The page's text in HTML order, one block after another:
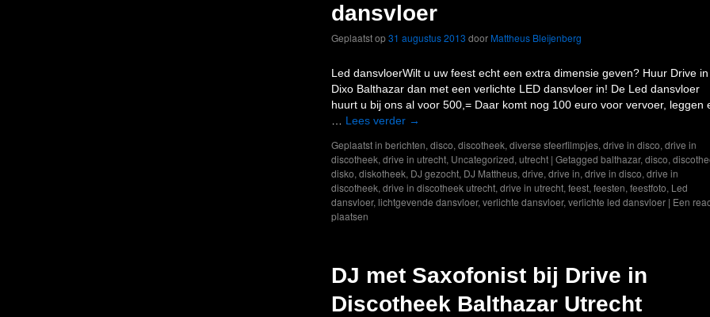
dansvloer
Geplaatst op31 augustus 2013 door Mattheus Bleijenberg
Led dansvloerWilt u uw feest echt een extra dimensie geven? Huur Drive in
Dixo Balthazar dan met een verlichte LED dansvloer in! De Led dansvloer
huurt u bij ons al voor 500,= Daar komt nog 100 euro voor vervoer, leggen
Lees verder →
Geplaatst in berichten, disco, discotheek, diverse sfeerfilmpjes, drive in disco, drive in
discotheek, drive in utrecht, Uncategorized, utrecht | Getagged balthazar, disco,
disko, diskotheek, DJ gezocht, DJ Mattheus, drive, drive in, drive in disco, drive in
discotheek, drive in discotheek utrecht, drive in utrecht, feest, feesten, feestfoto, Led
dansvloer, lichtgevende dansvloer, verlichte dansvloer, verlichte led dansvloer | Een
plaatsen
DJ met Saxofonist bij Drive in
Discotheek Balthazar Utrecht